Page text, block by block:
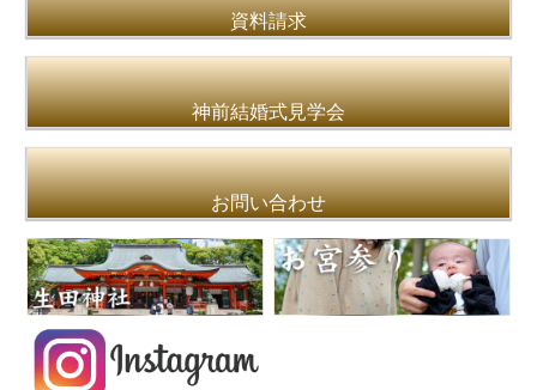
資料請求
神前結婚式見学会
お問い合わせ